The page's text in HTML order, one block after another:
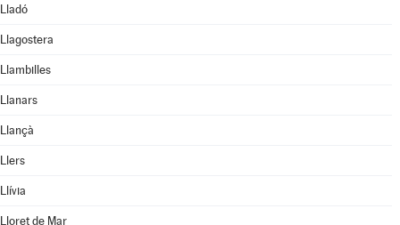
Lladó
Llagostera
Llambilles
Llanars
Llançà
Llers
Llívia
Lloret de Mar